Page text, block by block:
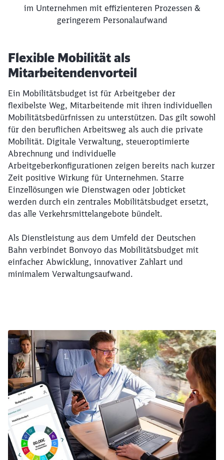
im Unternehmen mit effizienteren Prozessen &
geringerem Personalaufwand
Etwa 61 Prozent Der Beschäftigten ist es wichtig, dass
Bis zu 85 Prozent reduzieren Verwaltungskosten im
Flexible Mobilität als
Mitarbeitendenvorteil
Ein Mobilitätsbudget ist für Arbeitgeber der
flexibelste Weg, Mitarbeitende mit ihren individuellen
Mobilitätsbedürfnissen zu unterstützen. Das gilt sowohl
für den beruflichen Arbeitsweg als auch die private
Mobilität. Digitale Verwaltung, steueroptimierte
Abrechnung und individuelle
Arbeitgeberkonfigurationen zeigen bereits nach kurzer
Zeit positive Wirkung für Unternehmen. Starre
Einzellösungen wie Dienstwagen oder Jobticket
werden durch ein zentrales Mobilitätsbudget ersetzt,
das alle Verkehrsmittelangebote bündelt.
Als Dienstleistung aus dem Umfeld der Deutschen
Bahn verbindet Bonvoyo das Mobilitätsbudget mit
einfacher Abwicklung, innovativer Zahlart und
minimalem Verwaltungsaufwand.